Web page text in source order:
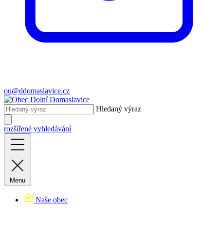
ou@ddomaslavice.cz
Hledaný výraz
rozšířené vyhledávání
Menu
Naše obec